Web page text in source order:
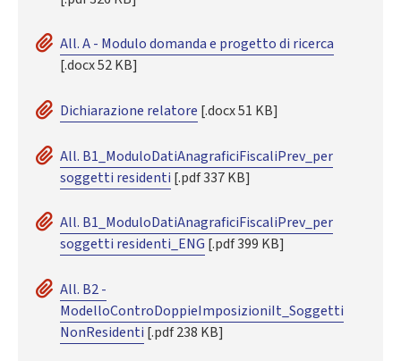
All. A - Modulo domanda e progetto di ricerca
[.docx 52 KB]
Dichiarazione relatore [.docx 51 KB]
All. B1_ModuloDatiAnagraficiFiscaliPrev_per
soggetti residenti [.pdf 337 KB]
All. B1_ModuloDatiAnagraficiFiscaliPrev_per
soggetti residenti_ENG [.pdf 399 KB]
All. B2 -
ModelloControDoppieImposizioniIt_Soggetti
NonResidenti [.pdf 238 KB]